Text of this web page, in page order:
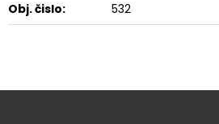
Obj. čislo: 532